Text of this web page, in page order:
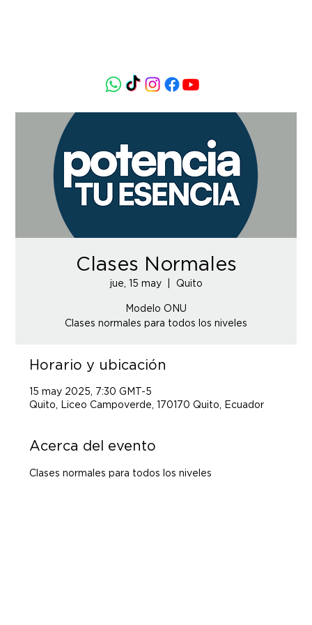
Clases Normales
jue, 15 may
  |
Quito
Modelo ONU
Clases normales para todos los niveles
Horario y ubicación
15 may 2025, 7:30 GMT-5
Quito, Liceo Campoverde, 170170 Quito, Ecuador
Acerca del evento
Clases normales para todos los niveles